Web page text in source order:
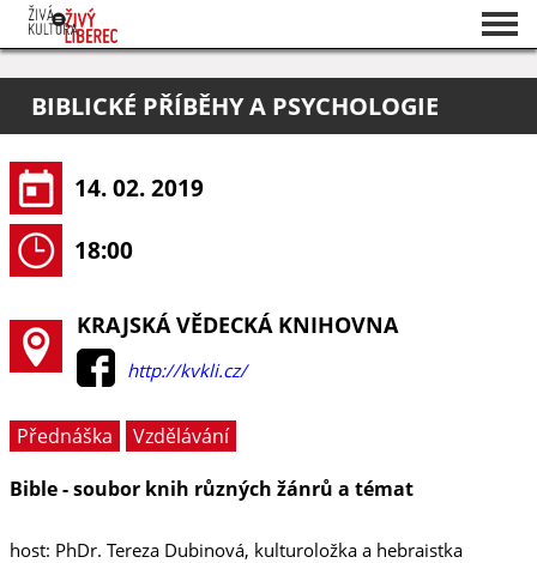
O projektu
Pořadatelé
BIBLICKÉ PŘÍBĚHY A PSYCHOLOGIE
14. 02. 2019
18:00
KRAJSKÁ VĚDECKÁ KNIHOVNA
http://kvkli.cz/
Přednáška
Vzdělávání
Bible - soubor knih různých žánrů a témat
host: PhDr. Tereza Dubinová, kulturoložka a hebraistka